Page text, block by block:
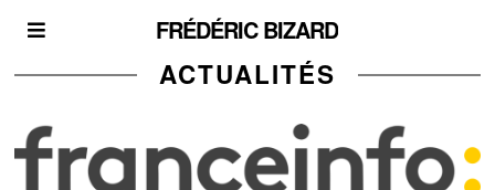
FRÉDÉRIC BIZARD
ACTUALITÉS